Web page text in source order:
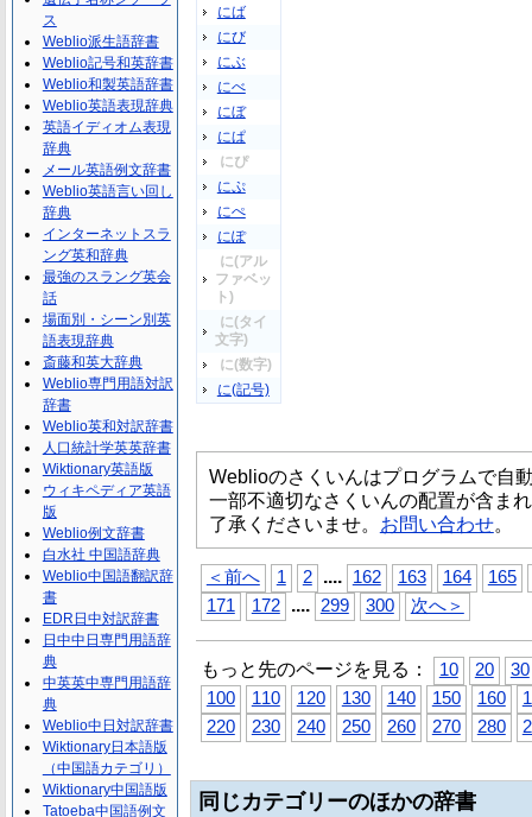
にば
にび
にぶ
にべ
にぼ
にぱ
にぴ
にぷ
にぺ
にぽ
に(アル
ファベッ
ト)
に(タイ
文字)
に(数字)
に(記号)
Weblioのさくいんはプログラムで自
一部不適切なさくいんの配置が含ま
了承くださいませ。 お問い合わせ。
＜前へ 1 2 .... 162 163 164
165
171
172 .... 299 300 次へ＞
もっと先のページを見る： 10 20
30
100
110 120 130 140 150 160
220
230 240 250 260 270 280
同じカテゴリーのほかの辞書
ス
Weblio派生語辞書
Weblio記号和英辞書
Weblio和製英語辞書
Weblio英語表現辞典
英語イディオム表現
辞典
メール英語例文辞書
Weblio英語言い回し
辞典
インターネットスラ
ング英和辞典
最強のスラング英会
話
場面別・シーン別英
語表現辞典
斎藤和英大辞典
Weblio専門用語対訳
辞書
Weblio英和対訳辞書
人口統計学英英辞書
Wiktionary英語版
ウィキペディア英語
版
Weblio例文辞書
白水社 中国語辞典
Weblio中国語翻訳辞
書
EDR日中対訳辞書
日中中日専門用語辞
典
中英英中専門用語辞
典
Weblio中日対訳辞書
Wiktionary日本語版
（中国語カテゴリ）
Wiktionary中国語版
Tatoeba中国語例文